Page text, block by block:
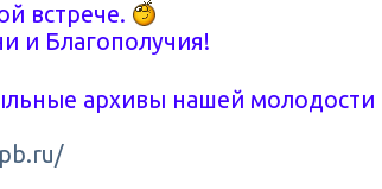
встрече.
и Благополучия!
архивы нашей молодости